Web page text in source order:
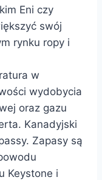
Eni czy
swój
rynku ropy i
w
wydobycia
oraz gazu
Kanadyjski
Zapasy są
Keystone i